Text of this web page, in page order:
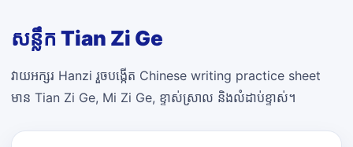
សន្លឹក Tian Zi Ge
វាយអក្សរ Hanzi រួចបង្កើត Chinese writing practice sheet
មាន Tian Zi Ge, Mi Zi Ge, ខ្ទាស់ស្រាល និងលំដាប់ខ្ទាស់។